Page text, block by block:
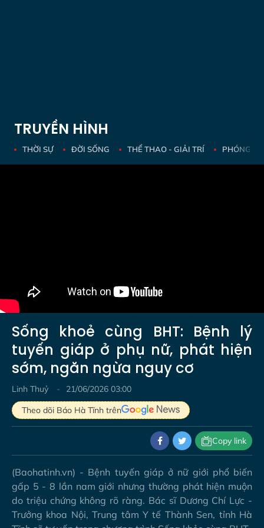
TRUYỀN HÌNH
THỜI SỰ ĐỜI SỐNG THỂ THAO - GIẢI TRÍ PHÓNG
Sống khoẻ cùng BHT: Bệnh lý
tuyến giáp ở phụ nữ, phát hiện
sớm, ngăn ngừa nguy cơ
Linh Thuỷ
21/06/2026 03:00
Theo dõi Báo Hà Tĩnh trên
Copy link
(Baohatinh.vn) - Bệnh tuyến giáp ở nữ giới phổ biến
gấp 5 - 8 lần nam giới nhưng thường phát hiện muộn
do triệu chứng không rõ ràng. Bác sĩ Dương Chí Lực -
Trưởng khoa Nội, Trung tâm Y tế Thành Sen, tỉnh Hà